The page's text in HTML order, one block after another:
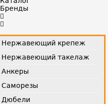
Бренды
Нержавеющий крепеж
Нержавеющий такелаж
Анкеры
Саморезы
Дюбели